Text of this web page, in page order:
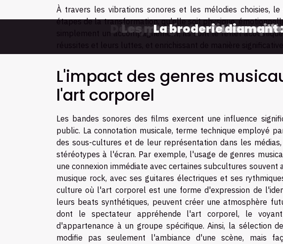
À travers les vibrations sonores et les mélodies choisies,
étapes de la transformation, qu'elle soit physique,
simplement un accompagnement; ils sont le reflet
L'impact des genres
l'art corporel
Les bandes sonores des films exercent une influence
public. La connotation musicale, terme technique employé
des sous-cultures et de leur représentation dans les
stéréotypes à l'écran. Par exemple, l'usage de genres
une connexion immédiate avec certaines subcultures
musique rock, avec ses guitares électriques et ses
culture où l'art corporel est une forme d'expression de
leurs beats synthétiques, peuvent créer une atmosphère
dont le spectateur appréhende l'art corporel, le
d'appartenance à un groupe spécifique. Ainsi, la sélection
modifie pas seulement l'ambiance d'une scène, mais
Décryptage des influences
Les musées parisiens qui
Comment
Les
La broderie